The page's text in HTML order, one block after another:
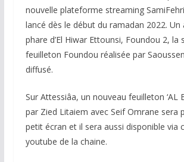
nouvelle plateforme streaming
lancé dès le début du ramadan 2022.
phare d’El Hiwar Ettounsi, Foundou 2, la
feuilleton Foundou réalisée par
diffusé.
Sur Attessiâa, un nouveau feuilleton ‘AL
par Zied Litaiem avec Seif Omrane sera
petit écran et il sera aussi disponible via
youtube de la chaine.